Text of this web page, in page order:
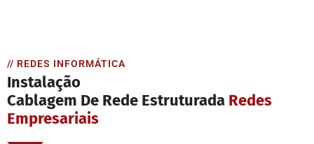
// REDES INFORMÁTICA
Instalação
Cablagem De Rede Estruturada Redes
Empresariais